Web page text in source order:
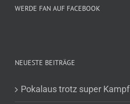
WERDE FAN AUF FACEBOOK
NEUESTE BEITRÄGE
Pokalaus trotz super Kampf